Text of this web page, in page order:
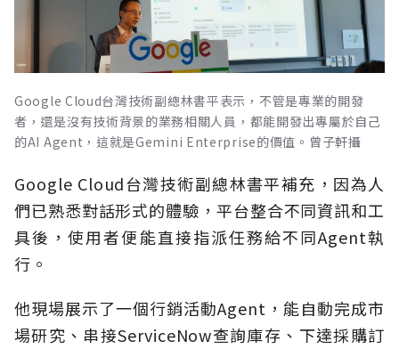
Google Cloud台灣技術副總林書平表示，不管是專業的開發
者，還是沒有技術背景的業務相關人員，都能開發出專屬於自己
的AI Agent，這就是Gemini Enterprise的價值。曾子軒攝
Google Cloud台灣技術副總林書平補充，因為人
們已熟悉對話形式的體驗，平台整合不同資訊和工
具後，使用者便能直接指派任務給不同Agent執
行。
他現場展示了一個行銷活動Agent，能自動完成市
場研究、串接ServiceNow查詢庫存、下達採購訂